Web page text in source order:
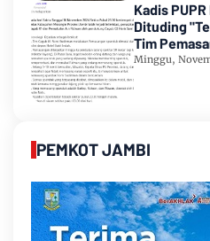
Kadis
Dituding
Tim
Romi-
Minggu,
PEMKOT JAMBI